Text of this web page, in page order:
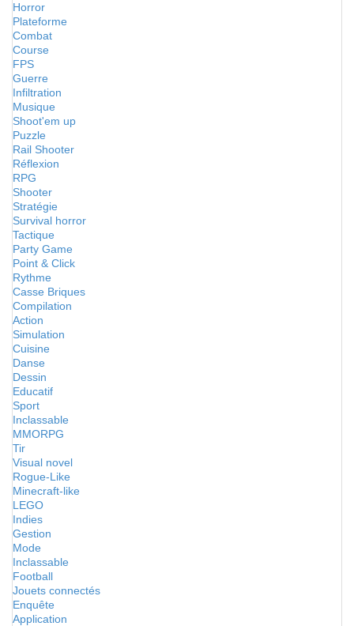
Horror
Plateforme
Combat
Course
FPS
Guerre
Infiltration
Musique
Shoot'em up
Puzzle
Rail Shooter
Réflexion
RPG
Shooter
Stratégie
Survival horror
Tactique
Party Game
Point & Click
Rythme
Casse Briques
Compilation
Action
Simulation
Cuisine
Danse
Dessin
Educatif
Sport
Inclassable
MMORPG
Tir
Visual novel
Rogue-Like
Minecraft-like
LEGO
Indies
Gestion
Mode
Inclassable
Football
Jouets connectés
Enquête
Application